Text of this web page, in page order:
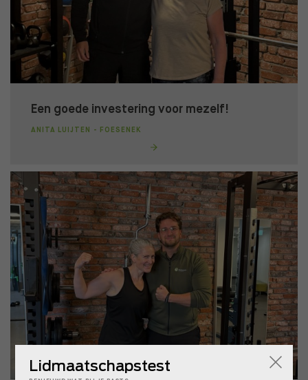
Een goede investering voor mezelf!
ANITA LUIJTEN - FOESENEK
Lidmaatschapstest